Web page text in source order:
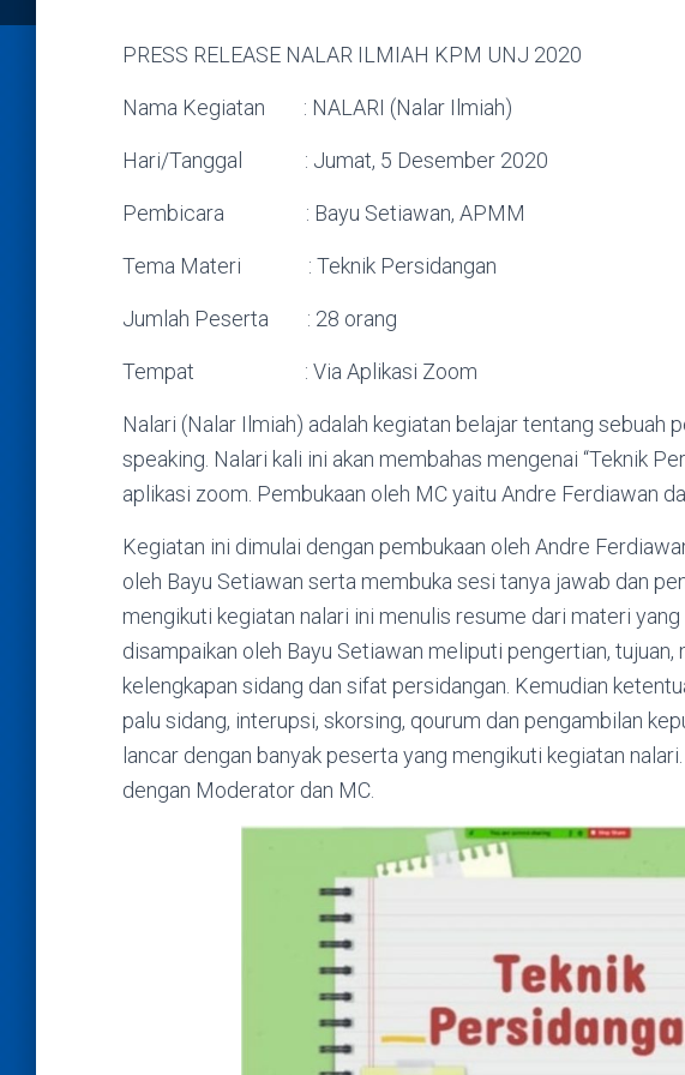
PRESS RELEASE NALAR ILMIAH KPM UNJ 2020
Nama Kegiatan : NALARI (Nalar Ilmiah)
Hari/Tanggal : Jumat, 5 Desember 2020
Pembicara : Bayu Setiawan, APMM
Tema Materi : Teknik Persidangan
Jumlah Peserta : 28 orang
Tempat : Via Aplikasi Zoom
Nalari (Nalar Ilmiah) adalah kegiatan belajar tentang sebuah
speaking. Nalari kali ini akan membahas mengenai “Teknik
aplikasi zoom. Pembukaan oleh MC yaitu Andre Ferdiawan
Kegiatan ini dimulai dengan pembukaan oleh Andre
oleh Bayu Setiawan serta membuka sesi tanya jawab dan
mengikuti kegiatan nalari ini menulis resume dari materi
disampaikan oleh Bayu Setiawan meliputi pengertian,
kelengkapan sidang dan sifat persidangan. Kemudian
palu sidang, interupsi, skorsing, qourum dan pengambilan
lancar dengan banyak peserta yang mengikuti kegiatan
dengan Moderator dan MC.